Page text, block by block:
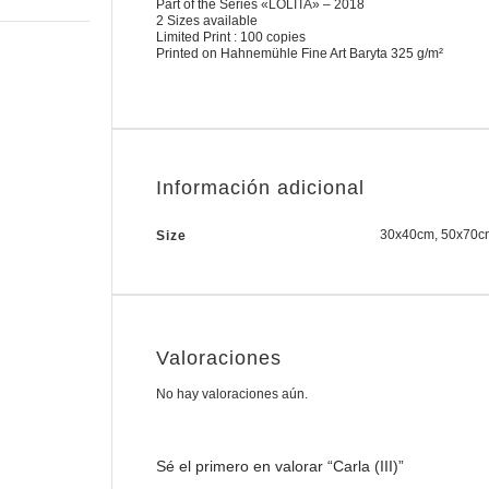
Part of the Series « LOLITA» – 2018
2 Sizes available
Limited Print : 100 copies
Printed on Hahnemühle Fine Art Baryta 325 g/m²
Información adicional
Size 30x40cm,
Valoraciones
No hay valoraciones aún.
Sé el primero en valorar “Carla (III)”